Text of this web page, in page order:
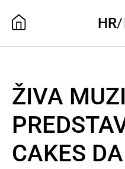
HR/
ŽIVA
CAKES